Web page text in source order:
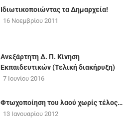
Ιδιωτικοποιώντας τα Δημαρχεία!
16 Νοεμβρίου 2011
Ανεξάρτητη Δ. Π. Κίνηση
Εκπαιδευτικών (Τελική διακήρυξη)
7 Ιουνίου 2016
Φτωχοποίηση του λαού χωρίς τέλος…
13 Ιανουαρίου 2012